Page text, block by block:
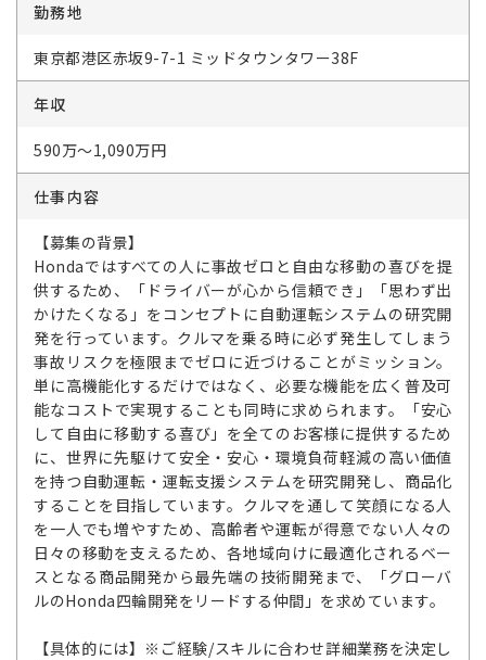
勤務地
東京都港区赤坂9-7-1 ミッドタウンタワー38F
年収
590万～1,090万円
仕事内容
【募集の背景】
Hondaではすべての人に事故ゼロと自由な移動の喜びを提
供するため、「ドライバーが心から信頼でき」「思わず出
かけたくなる」をコンセプトに自動運転システムの研究開
発を行っています。クルマを乗る時に必ず発生してしまう
事故リスクを極限までゼロに近づけることがミッション。
単に高機能化するだけではなく、必要な機能を広く普及可
能なコストで実現することも同時に求められます。「安心
して自由に移動する喜び」を全てのお客様に提供するため
に、世界に先駆けて安全・安心・環境負荷軽減の高い価値
を持つ自動運転・運転支援システムを研究開発し、商品化
することを目指しています。クルマを通して笑顔になる人
を一人でも増やすため、高齢者や運転が得意でない人々の
日々の移動を支えるため、各地域向けに最適化されるベー
スとなる商品開発から最先端の技術開発まで、「グローバ
ルのHonda四輪開発をリードする仲間」を求めています。
【具体的には】※ご経験/スキルに合わせ詳細業務を決定し